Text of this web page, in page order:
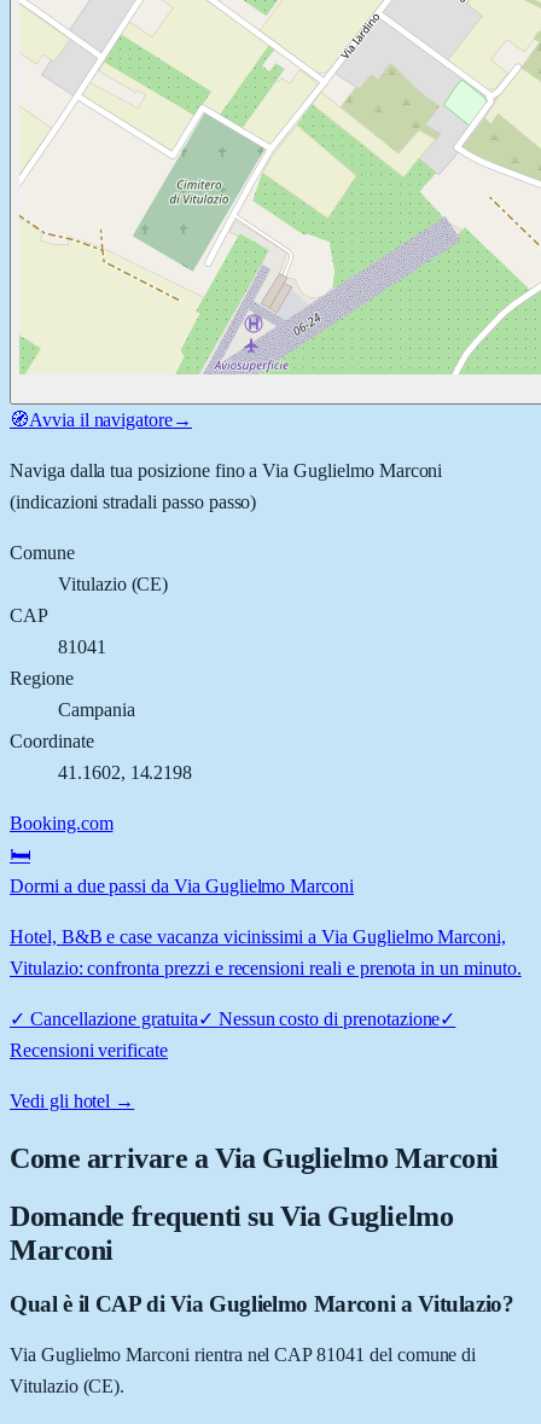
🧭Avvia il navigatore→
Naviga dalla tua posizione fino aVia Guglielmo Marconi
(indicazioni stradali passo passo)
Comune
Vitulazio(CE)
CAP
81041
Regione
Campania
Coordinate
41.1602, 14.2198
Booking.com
🛏️
Dormi a due passi da Via Guglielmo Marconi
Hotel, B&B e case vacanza vicinissimi a Via Guglielmo Marconi,
Vitulazio: confronta prezzi e recensioni reali e prenota in un minuto.
✓ Cancellazione gratuita✓ Nessun costo di prenotazione✓
Recensioni verificate
Vedi gli hotel →
Come arrivare aVia Guglielmo Marconi
Domande frequenti su Via Guglielmo
Marconi
Qual è il CAP di Via Guglielmo Marconi a Vitulazio?
Via Guglielmo Marconi rientra nel CAP 81041 del comune di
Vitulazio (CE).